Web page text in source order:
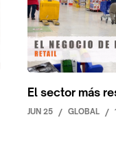
El sector más
JUN 25 / GLOBAL /